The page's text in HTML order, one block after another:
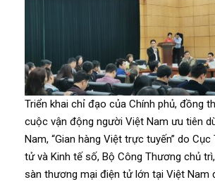
Triển khai chỉ đạo của Chính phủ, đồng
cuộc vận động người Việt Nam ưu tiên
Nam, “Gian hàng Việt trực tuyến” do
tử và Kinh tế số, Bộ Công Thương chủ
sàn thương mại điện tử lớn tại Việt Nam